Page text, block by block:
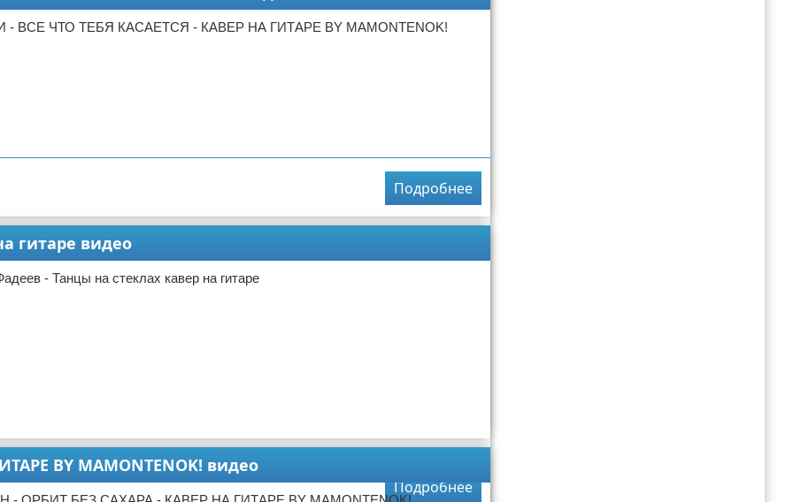
- ВСЕ ЧТО ТЕБЯ КАСАЕТСЯ - КАВЕР НА ГИТАРЕ BY MAMONTENOK!
Подробнее
гитаре видео
- Танцы на стеклах кавер на гитаре
Подробнее
BY MAMONTENOK! видео